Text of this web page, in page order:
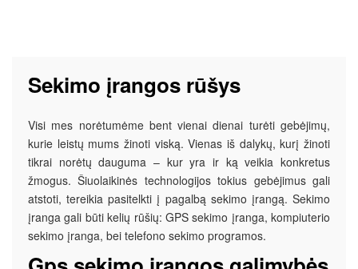
Sekimo įrangos rūšys
Visi mes norėtumėme bent vienai dienai turėti gebėjimų,
kurie leistų mums žinoti viską. Vienas iš dalykų, kurį žinoti
tikrai norėtų dauguma – kur yra ir ką veikia konkretus
žmogus. Šiuolaikinės technologijos tokius gebėjimus gali
atstoti, tereikia pasitelkti į pagalbą sekimo įrangą. Sekimo
įranga gali būti kelių rūšių: GPS sekimo įranga, kompiuterio
sekimo įranga, bei telefono sekimo programos.